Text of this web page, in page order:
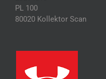
PL 100
80020 Kollektor Scan